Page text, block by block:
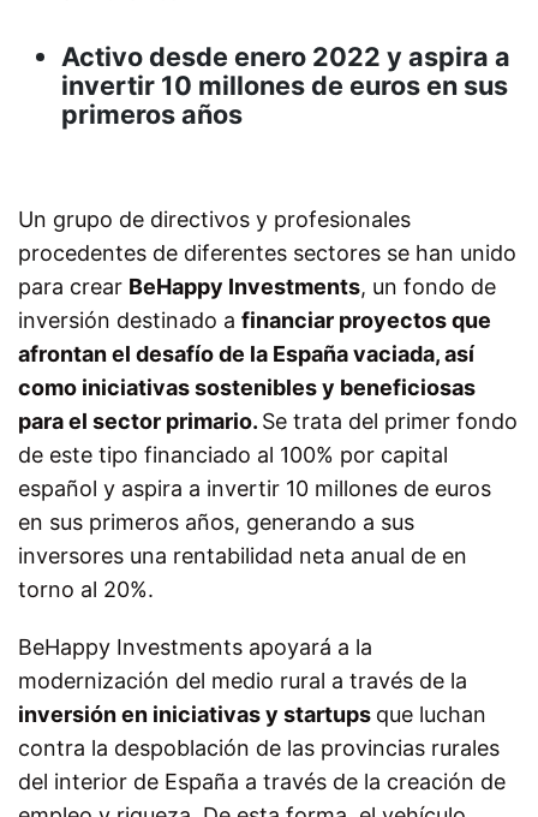
Activo desde enero 2022 y aspira a
invertir 10 millones de euros en sus
primeros años
Un grupo de directivos y profesionales
procedentes de diferentes sectores se han unido
para crear BeHappy Investments, un fondo de
inversión destinado a financiar proyectos que
afrontan el desafío de la España vaciada, así
como iniciativas sostenibles y beneficiosas
para el sector primario. Se trata del primer fondo
de este tipo financiado al 100% por capital
español y aspira a invertir 10 millones de euros
en sus primeros años, generando a sus
inversores una rentabilidad neta anual de en
torno al 20%.
BeHappy Investments apoyará a la
modernización del medio rural a través de la
inversión en iniciativas y startups que luchan
contra la despoblación de las provincias rurales
del interior de España a través de la creación de